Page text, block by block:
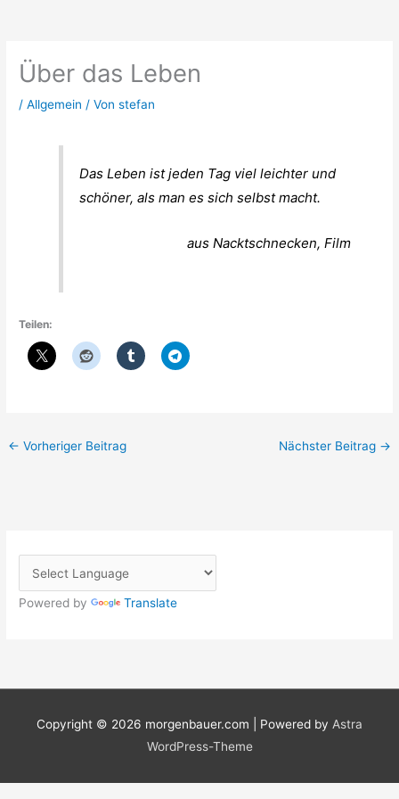
Über das Leben
/Allgemein / Vonstefan
Das Leben ist jeden Tag viel leichter und
schöner, als man es sich selbst macht.
aus Nacktschnecken, Film
Teilen:
← Vorheriger Beitrag Nächster Beitrag →
Powered by Translate
Copyright © 2026 morgenbauer.com | Powered by Astra
WordPress-Theme